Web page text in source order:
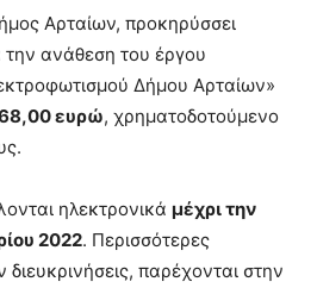
Αρταίων, προκηρύσσει
την ανάθεση του έργου
Δήμου Αρταίων»
ευρώ, χρηματοδοτούμενο
ηλεκτρονικά μέχρι την
2022. Περισσότερες
παρέχονται στην